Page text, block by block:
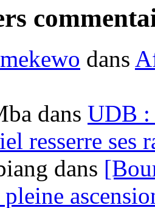
dans
dans UDB :
resserre ses
dans
pleine